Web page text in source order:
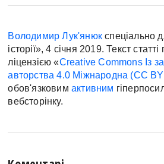
Володимир Лук'янюк спеціально
історії», 4 січня 2019. Текст
ліцензією «Creative Commons Із
авторства 4.0 Міжнародна (CC
обов'язковимактивним
вебсторінку.